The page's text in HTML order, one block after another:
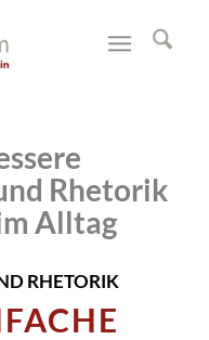
Rhetorik
Alltag
RHETORIK